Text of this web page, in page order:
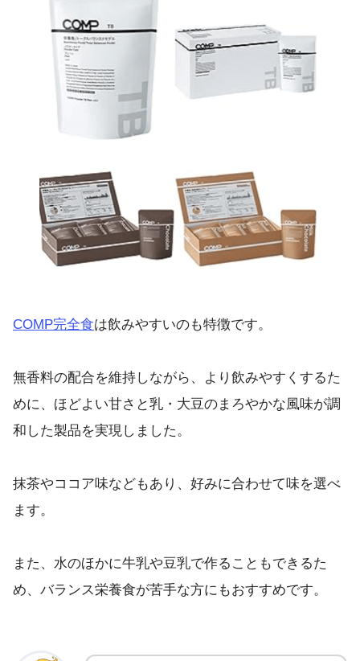
COMP完全食は飲みやすいのも特徴です。
無香料の配合を維持しながら、より飲みやすくするた
めに、ほどよい甘さと乳・大豆のまろやかな風味が調
和した製品を実現しました。
抹茶やココア味などもあり、好みに合わせて味を選べ
ます。
また、水のほかに牛乳や豆乳で作ることもできるた
め、バランス栄養食が苦手な方にもおすすめです。